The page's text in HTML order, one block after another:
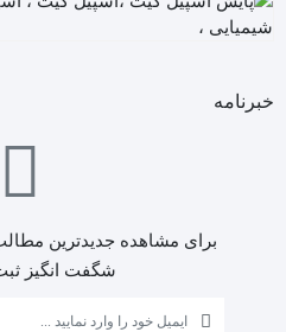
خبرنامه
برای مشاهده جدیدترین
شگفت انگیز